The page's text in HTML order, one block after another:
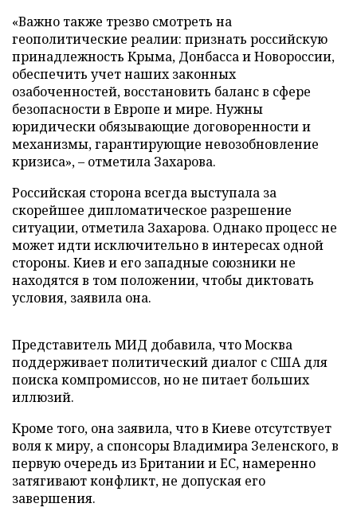
«Важно также трезво смотреть на
геополитические реалии: признать российскую
принадлежность Крыма, Донбасса и Новороссии,
обеспечить учет наших законных
озабоченностей, восстановить баланс в сфере
безопасности в Европе и мире. Нужны
юридически обязывающие договоренности и
механизмы, гарантирующие невозобновление
кризиса», – отметила Захарова.
Российская сторона всегда выступала за
скорейшее дипломатическое разрешение
ситуации, отметила Захарова. Однако процесс не
может идти исключительно в интересах одной
стороны. Киев и его западные союзники не
находятся в том положении, чтобы диктовать
условия, заявила она.
Представитель МИД добавила, что Москва
поддерживает политический диалог с США для
поиска компромиссов, но не питает больших
иллюзий.
Кроме того, она заявила, что в Киеве отсутствует
воля к миру, а спонсоры Владимира Зеленского, в
первую очередь из Британии и ЕС, намеренно
затягивают конфликт, не допуская его
завершения.